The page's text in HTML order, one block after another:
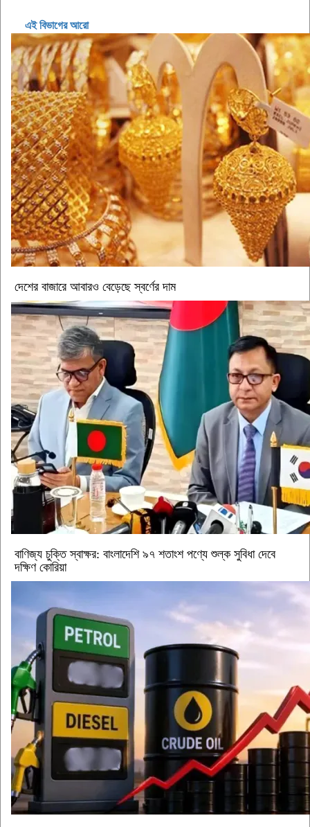
এই বিভাগের আরো
দেশের বাজারে আবারও বেড়েছে স্বর্ণের দাম
বাণিজ্য চুক্তি স্বাক্ষর: বাংলাদেশি ৯৭ শতাংশ পণ্যে শুল্ক সুবিধা দেবে
দক্ষিণ কোরিয়া